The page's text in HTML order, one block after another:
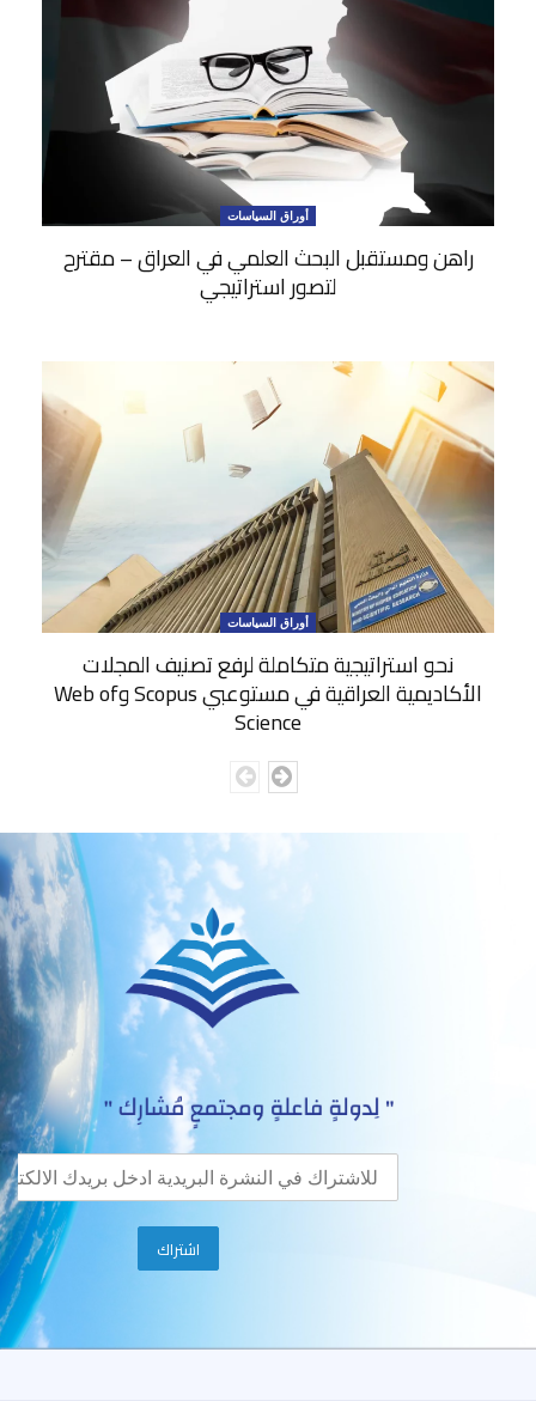
أوراق السياسات
راهن ومستقبل البحث العلمي في العراق – مقترح
لتصور استراتيجي
أوراق السياسات
نحو استراتيجية متكاملة لرفع تصنيف المجلات
الأكاديمية العراقية في مستوعبي Scopus وWeb of
Science